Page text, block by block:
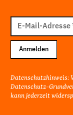
Mail
Adresse
E-Mail-Adresse
Anmelden
Datenschutzhinweis:
Datenschutz-
kann jederzeit